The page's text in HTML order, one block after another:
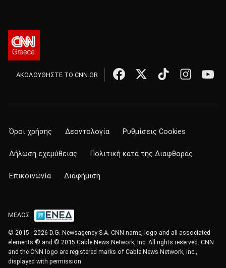
ΑΚΟΛΟΥΘΗΣΤΕ ΤΟ CNN.GR
Όροι χρήσης Δεοντολογία Ρυθμίσεις Cookies
Δήλωση εχεμύθειας Πολιτική κατά της Διαφθοράς
Επικοινωνία Διαφήμιση
ΜΕΛΟΣ
© 2015 - 2026 D.G. Newsagency S.A. CNN name, logo and all associated
elements ® and © 2015 Cable News Network, Inc. All rights reserved. CNN
and the CNN logo are registered marks of Cable News Network, Inc.,
displayed with permission